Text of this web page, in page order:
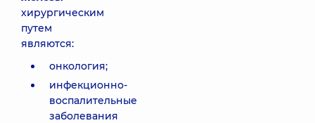
хирургическим
путем
являются:
онкология;
инфекционно-
воспалительные
заболевания